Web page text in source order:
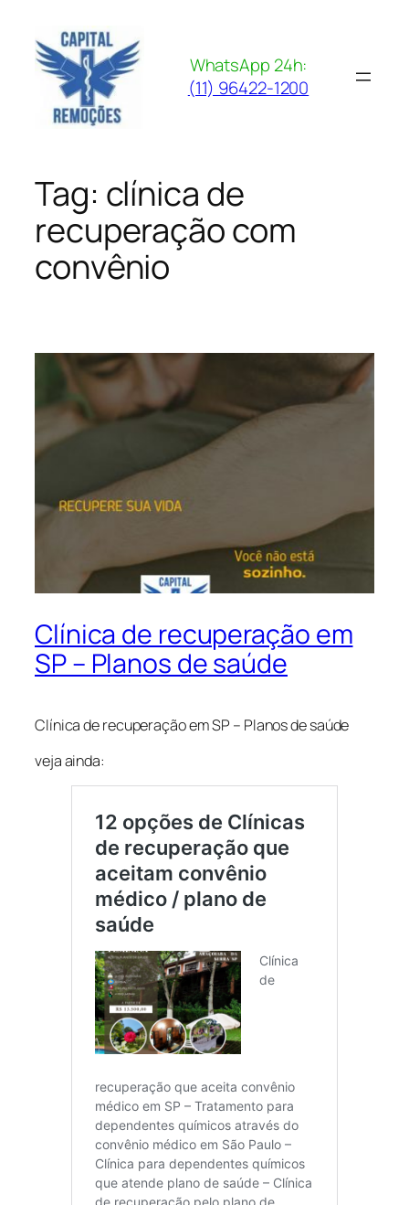
para
conteúdo
WhatsApp 24h:
(11) 96422-1200
Tag: clínica de
recuperação com
convênio
Clínica de recuperação em
SP – Planos de saúde
Clínica de recuperação em SP – Planos de saúde
veja ainda: